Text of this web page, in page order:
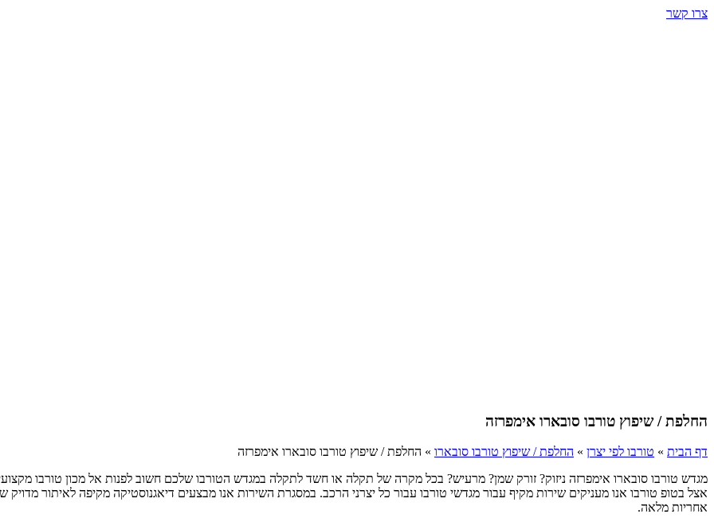
צרו קשר
החלפת / שיפוץ טורבו סובארו אימפרזה
דף הבית » טורבו לפי יצרן » החלפת / שיפוץ טורבו סובארו » החלפת / שיפוץ טורבו סובארו אימפרזה
מגדש טורבו סובארו אימפרזה ניזוק? זורק שמן? מרעיש? בכל מקרה של תקלה או חשד לתקלה במגדש הטורבו שלכם חשוב לפנות אל מכון טורבו
אצל בטופ טורבו אנו מעניקים שירות מקיף עבור מגדשי טורבו עבור כל יצרני הרכב. במסגרת השירות אנו מבצעים דיאגנוסטיקה מקיפה לאיתור
אחריות מלאה.